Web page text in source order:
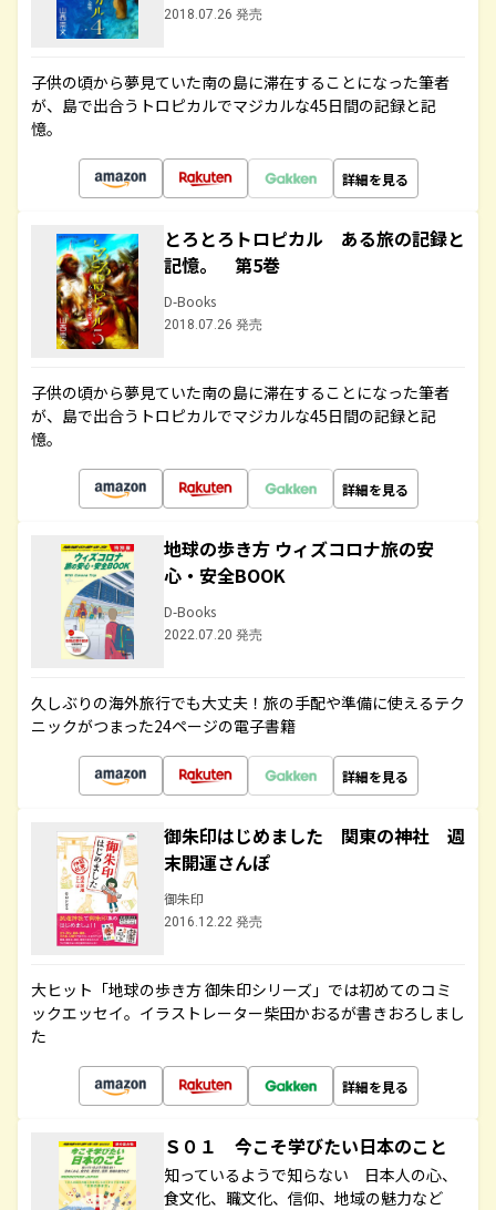
2018.07.26 発売
子供の頃から夢見ていた南の島に滞在することになった筆者
が、島で出合うトロピカルでマジカルな45日間の記録と記
憶。
詳細を見る
とろとろトロピカル ある旅の記録と
記憶。 第5巻
D-Books
2018.07.26 発売
子供の頃から夢見ていた南の島に滞在することになった筆者
が、島で出合うトロピカルでマジカルな45日間の記録と記
憶。
詳細を見る
地球の歩き方 ウィズコロナ旅の安
心・安全BOOK
D-Books
2022.07.20 発売
久しぶりの海外旅行でも大丈夫！旅の手配や準備に使えるテク
ニックがつまった24ページの電子書籍
詳細を見る
御朱印はじめました 関東の神社 週
末開運さんぽ
御朱印
2016.12.22 発売
大ヒット「地球の歩き方 御朱印シリーズ」では初めてのコミ
ックエッセイ。イラストレーター柴田かおるが書きおろしまし
た
詳細を見る
Ｓ０１ 今こそ学びたい日本のこと
知っているようで知らない 日本人の心、
食文化、職文化、信仰、地域の魅力など